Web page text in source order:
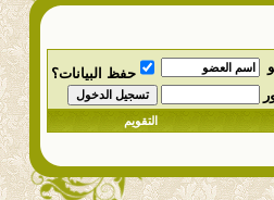
حفظ البيانات؟
التقويم